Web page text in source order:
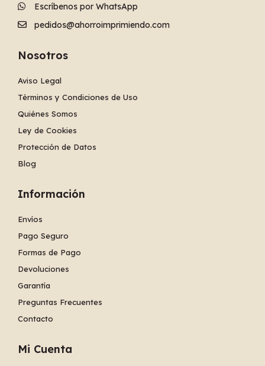
Escríbenos por WhatsApp
pedidos@ahorroimprimiendo.com
Nosotros
Aviso Legal
Términos y Condiciones de Uso
Quiénes Somos
Ley de Cookies
Protección de Datos
Blog
Información
Envíos
Pago Seguro
Formas de Pago
Devoluciones
Garantía
Preguntas Frecuentes
Contacto
Mi Cuenta